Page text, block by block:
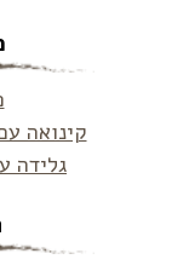
קינואה
גלידה